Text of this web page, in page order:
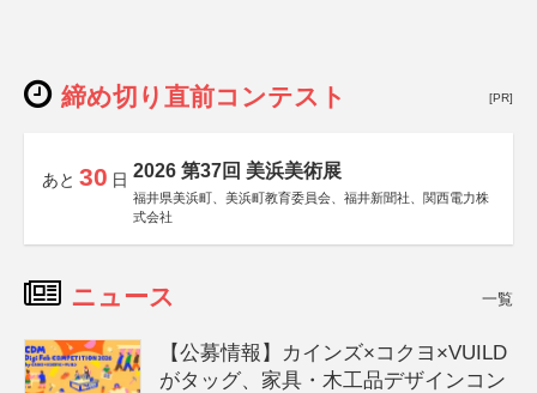
締め切り直前コンテスト [PR]
あと 30 日 2026 第37回 美浜美術展
福井県美浜町、美浜町教育委員会、福井新聞社、関西電力株
式会社
ニュース 一覧
【公募情報】カインズ×コクヨ×VUILD
がタッグ、家具・木工品デザインコン